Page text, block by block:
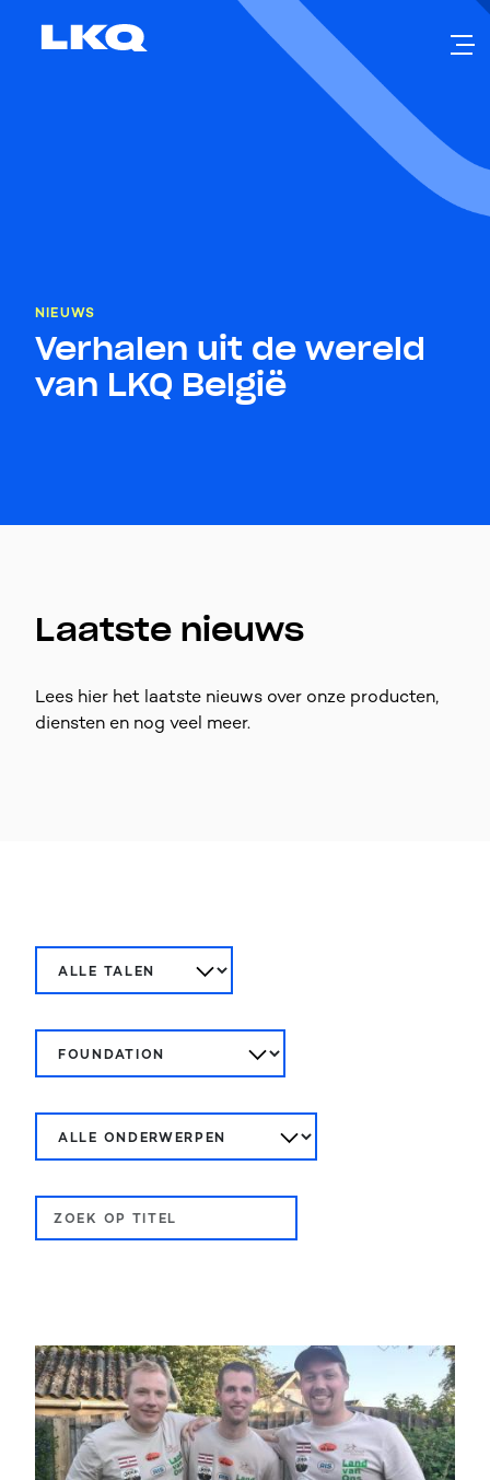
NIEUWS
Verhalen uit de wereld
van LKQ België
Laatste nieuws
Lees hier het laatste nieuws over onze producten,
diensten en nog veel meer.